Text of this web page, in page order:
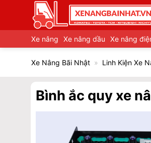
nội
Xe nâng Xe nâng dầu Xe nâng
Xe Nâng Bãi Nhật » Linh Kiện Xe
Bình ắc quy xe